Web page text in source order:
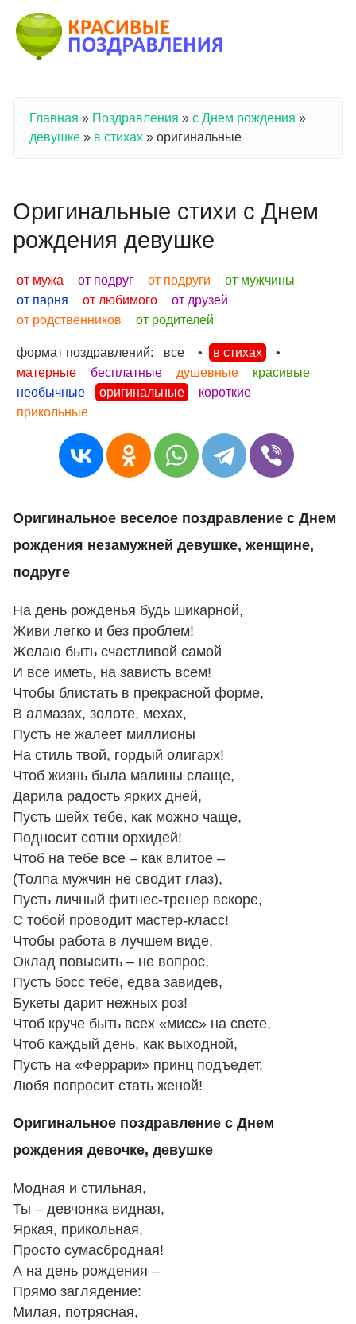
Вы здесь
Главная » Поздравления » с Днем рождения »
девушке » в стихах » оригинальные
Оригинальные стихи с Днем
рождения девушке
от мужа от подруг от подруги
от мужчины
от парня
от любимого
от друзей
от родственников
от родителей
формат поздравлений: все • в стихах
•
матерные
бесплатные душевные
красивые
необычные
оригинальные
короткие
прикольные
Оригинальное веселое поздравление с Днем
рождения незамужней девушке, женщине,
подруге
На день рожденья будь шикарной,
Живи легко и без проблем!
Желаю быть счастливой самой
И все иметь, на зависть всем!
Чтобы блистать в прекрасной форме,
В алмазах, золоте, мехах,
Пусть не жалеет миллионы
На стиль твой, гордый олигарх!
Чтоб жизнь была малины слаще,
Дарила радость ярких дней,
Пусть шейх тебе, как можно чаще,
Подносит сотни орхидей!
Чтоб на тебе все – как влитое –
(Толпа мужчин не сводит глаз),
Пусть личный фитнес-тренер вскоре,
С тобой проводит мастер-класс!
Чтобы работа в лучшем виде,
Оклад повысить – не вопрос,
Пусть босс тебе, едва завидев,
Букеты дарит нежных роз!
Чтоб круче быть всех «мисс» на свете,
Чтоб каждый день, как выходной,
Пусть на «Феррари» принц подъедет,
Любя попросит стать женой!
Оригинальное поздравление с Днем
рождения девочке, девушке
Модная и стильная,
Ты – девчонка видная,
Яркая, прикольная,
Просто сумасбродная!
А на день рождения –
Прямо заглядение:
Милая, потрясная,